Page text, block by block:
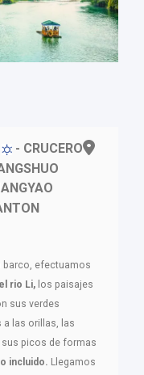
- CRUCERO
barco, efectuamos
rio Li, los paisajes
sus verdes
a las orillas, las
picos de formas
incluido. Llegamos